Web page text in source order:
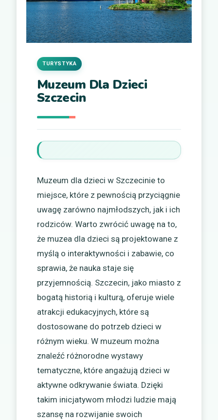
Muzeum Dla Dzieci
Szczecin
TURYSTYKA
Muzeum dla dzieci w Szczecinie to
miejsce, które z pewnością przyciągnie
uwagę zarówno najmłodszych, jak i ich
rodziców. Warto zwrócić uwagę na to,
że muzea dla dzieci są projektowane z
myślą o interaktywności i zabawie, co
sprawia, że nauka staje się
przyjemnością. Szczecin, jako miasto z
bogatą historią i kulturą, oferuje wiele
atrakcji edukacyjnych, które są
dostosowane do potrzeb dzieci w
różnym wieku. W muzeum można
znaleźć różnorodne wystawy
tematyczne, które angażują dzieci w
aktywne odkrywanie świata. Dzięki
takim inicjatywom młodzi ludzie mają
szansę na rozwijanie swoich